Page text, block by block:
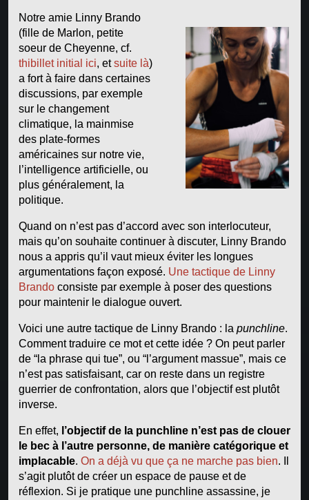
Notre amie Linny Brando
(fille de Marlon, petite
soeur de Cheyenne, cf.
thibillet initial ici, etsuite là)
a fort à faire dans certaines
discussions, par exemple
sur le changement
climatique, la mainmise
des plate-formes
américaines sur notre vie,
l’intelligence artificielle, ou
plus généralement, la
politique.
Quand on n’est pas d’accord avec son interlocuteur,
mais qu’on souhaite continuer à discuter, Linny Brando
nous a appris qu’il vaut mieux éviter les longues
argumentations façon exposé. Une tactique de Linny
Brandoconsiste par exemple à poser des questions
pour maintenir le dialogue ouvert.
Voici une autre tactique de Linny Brando : la punchline.
Comment traduire ce mot et cette idée ? On peut parler
de “la phrase qui tue”, ou “l’argument massue”, mais ce
n’est pas satisfaisant, car on reste dans un registre
guerrier de confrontation, alors que l’objectif est plutôt
inverse.
En effet, l’objectif de la punchline n’est pas de clouer
le bec à l’autre personne, de manière catégorique et
implacable. On a déjà vu que ça ne marche pas bien. Il
s’agit plutôt de créer un espace de pause et de
réflexion. Si je pratique une punchline assassine, je